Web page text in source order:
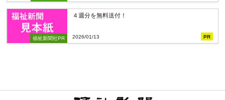
福祉新聞社PR
４週分を無料送付！
2026/01/13 PR